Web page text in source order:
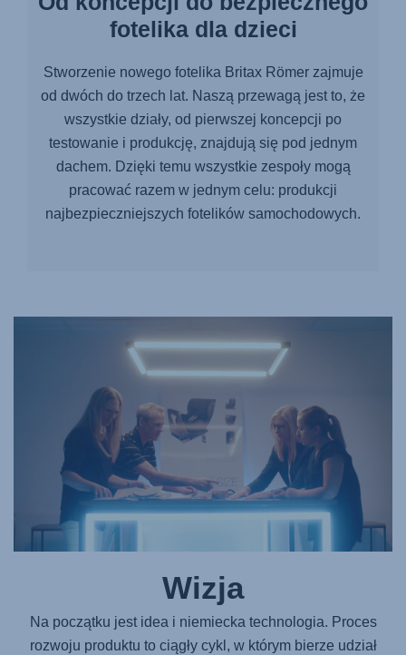
fotelika dla dzieci
Stworzenie nowego fotelika Britax Römer zajmuje
od dwóch do trzech lat. Naszą przewagą jest to, że
wszystkie działy, od pierwszej koncepcji po
testowanie i produkcję, znajdują się pod jednym
dachem. Dzięki temu wszystkie zespoły mogą
pracować razem w jednym celu: produkcji
najbezpieczniejszych fotelików samochodowych.
Wizja
Na początku jest idea i niemiecka technologia. Proces
rozwoju produktu to ciągły cykl, w którym bierze udział